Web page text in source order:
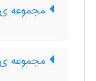
مجموعه ی
مجموعه ی